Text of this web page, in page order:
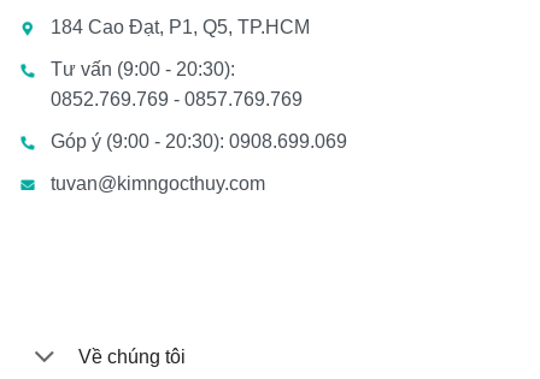
184 Cao Đạt, P1, Q5, TP.HCM
Tư vấn (9:00 - 20:30):
0852.769.769 - 0857.769.769
Góp ý (9:00 - 20:30): 0908.699.069
tuvan@kimngocthuy.com
Về chúng tôi